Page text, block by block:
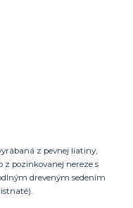
z pevnej liatiny,
pozinkovanej nereze s
dreveným sedením